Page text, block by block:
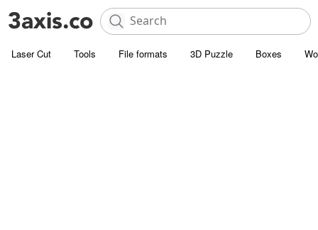
Laser Cut Tools File formats 3D Puzzle Boxes